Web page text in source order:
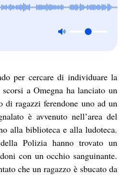
per cercare di individuare la
a Omegna ha lanciato un
di ragazzi ferendone uno ad un
è avvenuto nell’area del
alla biblioteca e alla ludoteca.
Polizia hanno trovato un
con un occhio sanguinante.
che un ragazzo è sbucato da